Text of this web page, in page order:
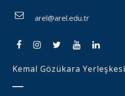
arel@arel.edu.tr
Kemal Gözükara Yerleşkesi